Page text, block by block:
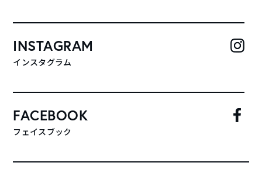
INSTAGRAM
インスタグラム
FACEBOOK
フェイスブック